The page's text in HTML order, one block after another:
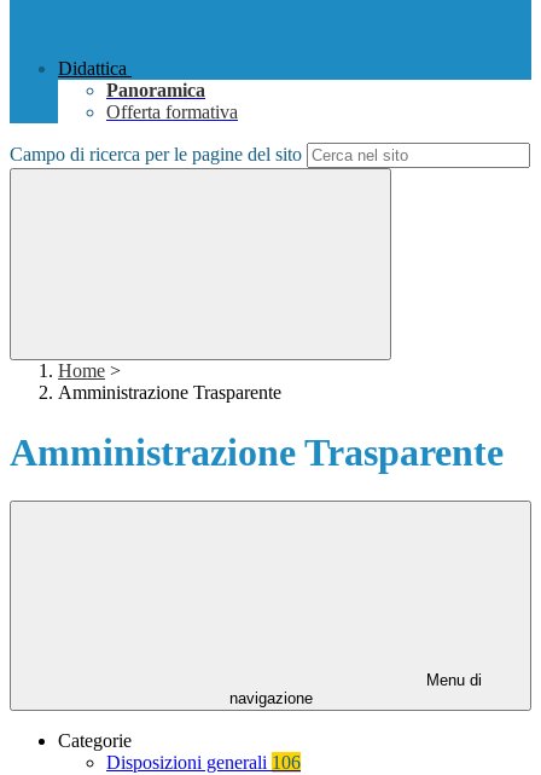
Didattica
Panoramica
Offerta formativa
Campo di ricerca per le pagine del sito
Home >
Amministrazione Trasparente
Amministrazione Trasparente
Menu di
navigazione
Categorie
Disposizioni generali 106